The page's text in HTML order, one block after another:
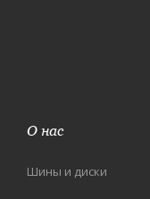
О нас
Шины и диски